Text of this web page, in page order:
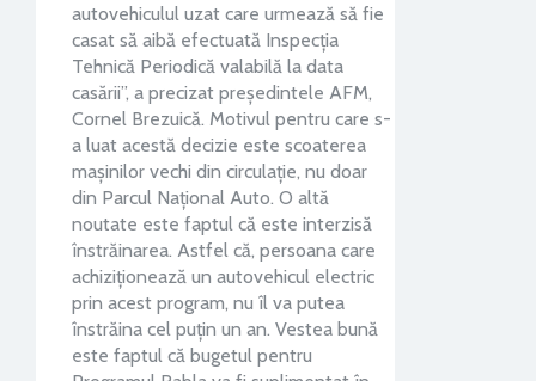
autovehiculul uzat care urmează să fie
casat să aibă efectuată Inspecția
Tehnică Periodică valabilă la data
casării”, a precizat președintele AFM,
Cornel Brezuică. Motivul pentru care s-
a luat acestă decizie este scoaterea
mașinilor vechi din circulație, nu doar
din Parcul Național Auto. O altă
noutate este faptul că este interzisă
înstrăinarea. Astfel că, persoana care
achiziționează un autovehicul electric
prin acest program, nu îl va putea
înstrăina cel puțin un an. Vestea bună
este faptul că bugetul pentru